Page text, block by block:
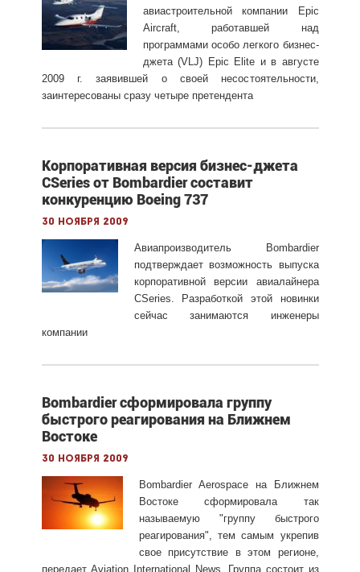
авиастроительной компании Epic
Aircraft, работавшей над
программами особо легкого бизнес-
джета (VLJ) Epic Elite и в августе
2009 г. заявившей о своей несостоятельности,
заинтересованы сразу четыре претендента
Корпоративная версия бизнес-джета
CSeries от Bombardier составит
конкуренцию Boeing 737
30 ноября 2009
Авиапроизводитель Bombardier
подтверждает возможность выпуска
корпоративной версии авиалайнера
CSeries. Разработкой этой новинки
сейчас занимаются инженеры
компании
Bombardier сформировала группу
быстрого реагирования на Ближнем
Востоке
30 ноября 2009
Bombardier Aerospace на Ближнем
Востоке сформировала так
называемую "группу быстрого
реагирования", тем самым укрепив
свое присутствие в этом регионе,
передает Aviation International News. Группа состоит из